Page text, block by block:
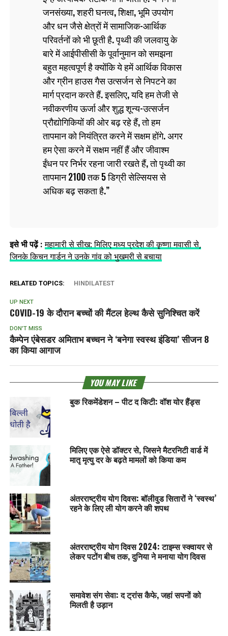
जनसंख्या, शहरी घनत्व, शिक्षा, भूमि उपयोग
और धन जैसे क्षेत्रों में सामाजिक-आर्थिक
परिवर्तनों को भी छूती है. पृथ्वी की जलवायु के
बारे में आईपीसीसी के पूर्वानुमान को समझना
बहुत महत्वपूर्ण है क्योंकि ये हमें आर्थिक विकास
और ग्रीन हाउस गैस उत्सर्जन से निपटने का
मार्ग प्रदान करते हैं. इसलिए, यदि हम तेजी से
नवीकरणीय ऊर्जा और शुद्ध शून्य-उत्सर्जन
प्रौद्योगिकियों की ओर बढ़ रहे हैं, तो हम
तापमान को नियंत्रित करने में सक्षम होंगे. अगर
हम ऐसा करने में सक्षम नहीं हैं और जीवाश्म
ईंधन पर निर्भर रहना जारी रखते हैं, तो पृथ्वी का
तापमान 2100 तक 5 डिग्री सेल्सियस से
अधिक बढ़ सकता है.
इसे भी पढ़ें :महामारी से सीख: मिलिए मध्य प्रदेश की कृष्णा मवासी से,
जिनके किचन गार्डन ने उनके गांव को भुखमरी से बचाया
RELATED TOPICS: HINDILATEST
UP NEXT
COVID-19 के दौरान बच्चों की मैंटल हेल्‍थ कैसे सुनिश्चित करें
DON'T MISS
कैम्पेन एंबेसडर अमिताभ बच्चन ने ‘बनेगा स्वस्थ इंडिया’ सीजन 8
का किया आगाज
YOU MAY LIKE
बुक रिकमेंडेशन – पीट द किटी: वॉश योर हैंड्स
मिलिए एक ऐसे डॉक्टर से, जिसने मैटरनिटी वार्ड में
मातृ मृत्यु दर के बढ़ते मामलों को किया कम
अंतरराष्ट्रीय योग दिवस: बॉलीवुड सितारों ने ‘स्वस्थ’
रहने के लिए ली योग करने की शपथ
अंतरराष्ट्रीय योग दिवस 2024: टाइम्स स्क्वायर से
लेकर पटोंग बीच तक, दुनिया ने मनाया योग दिवस
समावेश संग सेवा: द ट्रांस कैफे, जहां सपनों को
मिलती है उड़ान